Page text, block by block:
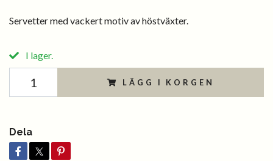
Servetter med vackert motiv av höstväxter.
I lager.
LÄGG I KORGEN
Dela